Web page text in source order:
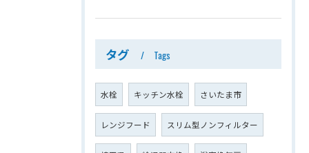
タグ Tags
水栓 キッチン水栓 さいたま市
レンジフード スリム型ノンフィルター